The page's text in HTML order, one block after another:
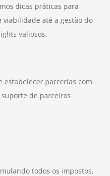
dicas práticas para
até a gestão do
valiosos.
estabelecer parcerias com
de parceiros
todos os impostos,